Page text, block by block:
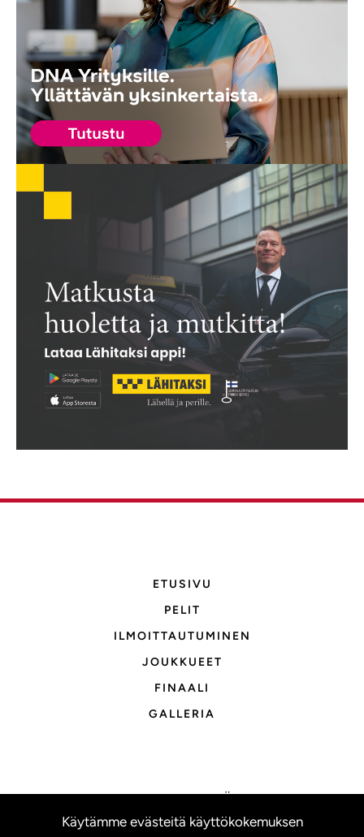
ETUSIVU
PELIT
ILMOITTAUTUMINEN
JOUKKUEET
FINAALI
GALLERIA
OTA YHTEYTTÄ
TIETOSUOJASELOSTE
Käytämme evästeitä käyttökokemuksen